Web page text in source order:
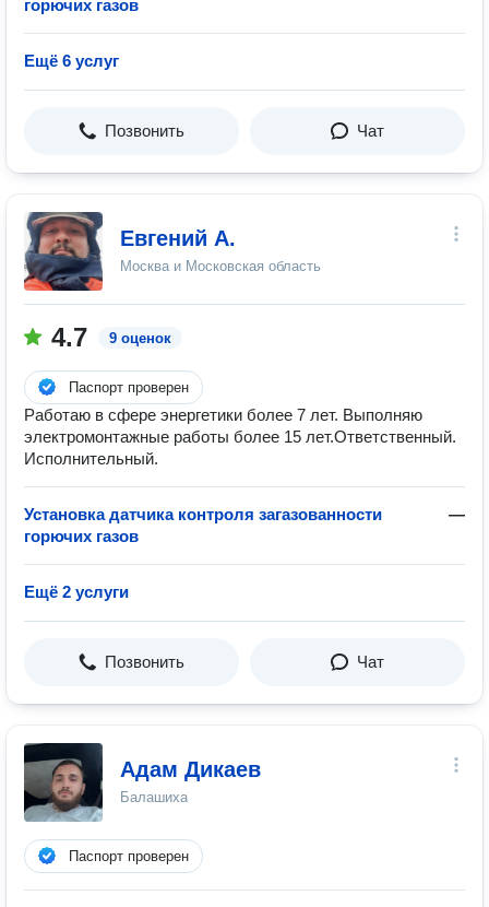
горючих газов
Ещё 6 услуг
Позвонить Чат
Евгений А.
Москва и Московская область
4.7 9 оценок
Паспорт проверен
Работаю в сфере энергетики более 7 лет. Выполняю
электромонтажные работы более 15 лет.Ответственный.
Исполнительный.
Установка датчика контроля загазованности
горючих газов
—
Ещё 2 услуги
Позвонить Чат
Адам Дикаев
Балашиха
Паспорт проверен